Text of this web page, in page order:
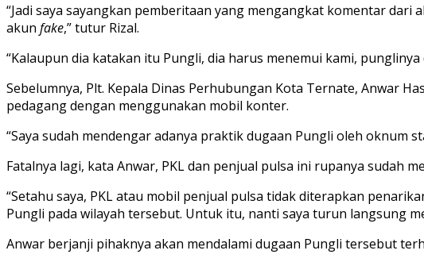
“Jadi saya sayangkan pemberitaan yang mengangkat komentar
akun fake,” tutur Rizal.
“Kalaupun dia katakan itu Pungli, dia harus menemui kami, punglinya
Sebelumnya, Plt. Kepala Dinas Perhubungan Kota Ternate, Anwar
pedagang dengan menggunakan mobil konter.
“Saya sudah mendengar adanya praktik dugaan Pungli oleh oknum
Fatalnya lagi, kata Anwar, PKL dan penjual pulsa ini rupanya sudah
“Setahu saya, PKL atau mobil penjual pulsa tidak diterapkan
Pungli pada wilayah tersebut. Untuk itu, nanti saya turun langsung
Anwar berjanji pihaknya akan mendalami dugaan Pungli tersebut